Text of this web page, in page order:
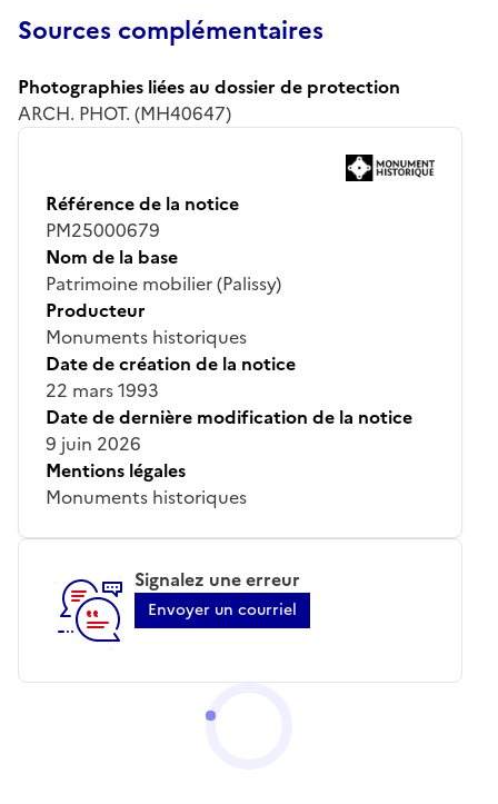
Sources complémentaires
Photographies liées au dossier de protection
ARCH. PHOT. (MH40647)
Référence de la notice
PM25000679
Nom de la base
Patrimoine mobilier (Palissy)
Producteur
Monuments historiques
Date de création de la notice
22 mars 1993
Date de dernière modification de la notice
9 juin 2026
Mentions légales
Monuments historiques
Signalez une erreur
Envoyer un courriel